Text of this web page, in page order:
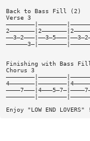
Back to Bass Fill (2)
Verse 3
Finishing with Bass
Chorus 3
Enjoy "LOW END LOVERS"